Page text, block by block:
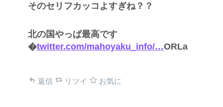
そのセリフカッコよすぎね？？
北の国やっぱ最高です
�twitter.com/mahoyaku_info/…ORLa
返信 リツイ お気に